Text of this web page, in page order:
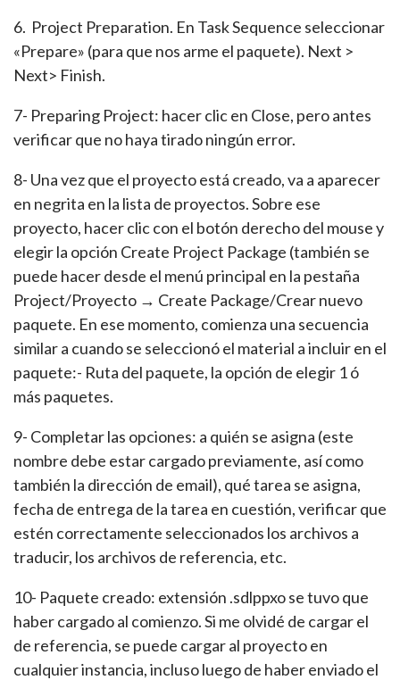
6. Project Preparation. En Task Sequence seleccionar
«Prepare» (para que nos arme el paquete). Next >
Next> Finish.
7- Preparing Project: hacer clic en Close, pero antes
verificar que no haya tirado ningún error.
8- Una vez que el proyecto está creado, va a aparecer
en negrita en la lista de proyectos. Sobre ese
proyecto, hacer clic con el botón derecho del mouse y
elegir la opción Create Project Package (también se
puede hacer desde el menú principal en la pestaña
Project/Proyecto → Create Package/Crear nuevo
paquete. En ese momento, comienza una secuencia
similar a cuando se seleccionó el material a incluir en el
paquete:- Ruta del paquete, la opción de elegir 1 ó
más paquetes.
9- Completar las opciones: a quién se asigna (este
nombre debe estar cargado previamente, así como
también la dirección de email), qué tarea se asigna,
fecha de entrega de la tarea en cuestión, verificar que
estén correctamente seleccionados los archivos a
traducir, los archivos de referencia, etc.
10- Paquete creado: extensión .sdlppxo se tuvo que
haber cargado al comienzo. Si me olvidé de cargar el
de referencia, se puede cargar al proyecto en
cualquier instancia, incluso luego de haber enviado el